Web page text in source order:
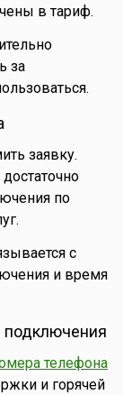
в тариф.
за
заявку.
достаточно
по
с
и время
подключения
телефона
и горячей